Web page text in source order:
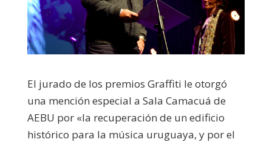
El jurado de los premios Graffiti le otorgó
una mención especial a Sala Camacuá de
AEBU por «la recuperación de un edificio
histórico para la música uruguaya, y por el